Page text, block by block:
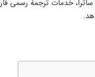
ساترا، خدمات ترجمۀ رسمی